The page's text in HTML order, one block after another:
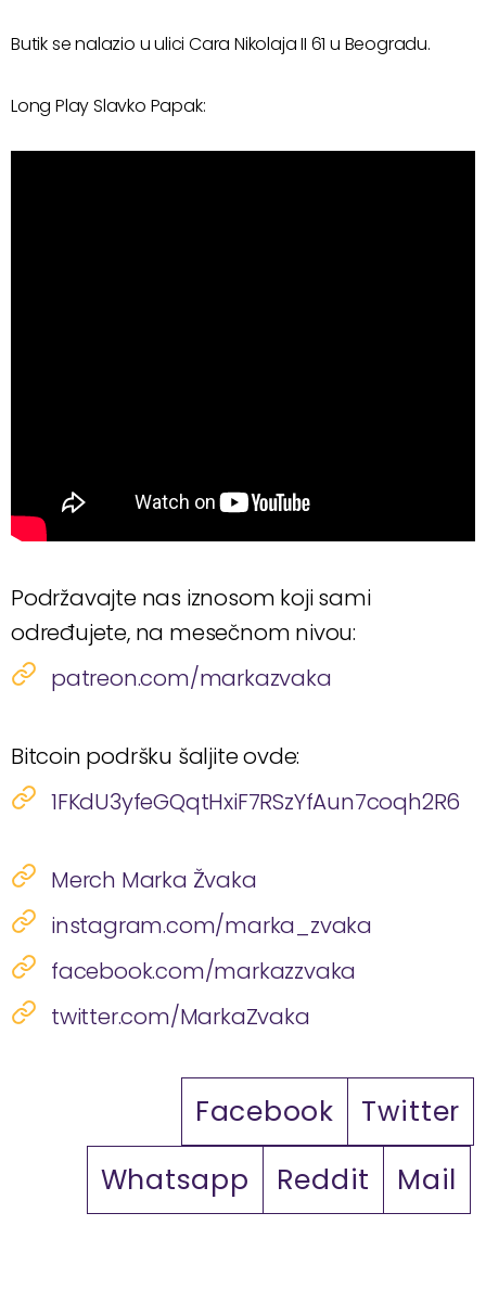
Butik se nalazio u ulici Cara Nikolaja II 61 u Beogradu.
Long Play Slavko Papak:
Podržavajte nas iznosom koji sami
određujete, na mesečnom nivou:
patreon.com/markazvaka
Bitcoin podršku šaljite ovde:
1FKdU3yfeGQqtHxiF7RSzYfAun7coqh2R6
Merch Marka Žvaka
instagram.com/marka_zvaka
facebook.com/markazzvaka
twitter.com/MarkaZvaka
Facebook
Twitter
Whatsapp
Reddit Mail